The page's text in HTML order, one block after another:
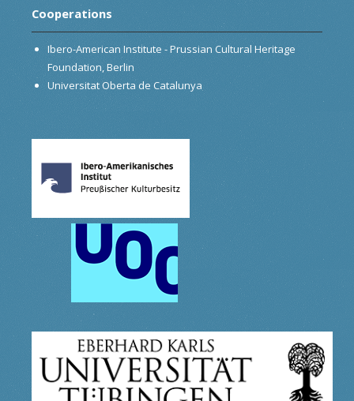
Cooperations
Ibero-American Institute - Prussian Cultural Heritage
Foundation, Berlin
Universitat Oberta de Catalunya